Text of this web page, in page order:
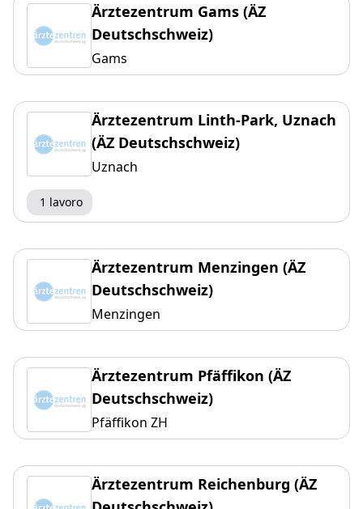
Ärztezentrum Gams (ÄZ
Deutschschweiz)
Gams
Ärztezentrum Linth-Park, Uznach
(ÄZ Deutschschweiz)
Uznach
1 lavoro
Ärztezentrum Menzingen (ÄZ
Deutschschweiz)
Menzingen
Ärztezentrum Pfäffikon (ÄZ
Deutschschweiz)
Pfäffikon ZH
Ärztezentrum Reichenburg (ÄZ